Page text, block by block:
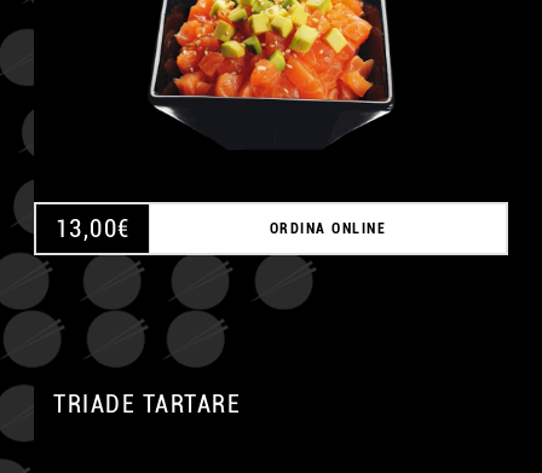
13,00€ ORDINA ONLINE
TRIADE TARTARE